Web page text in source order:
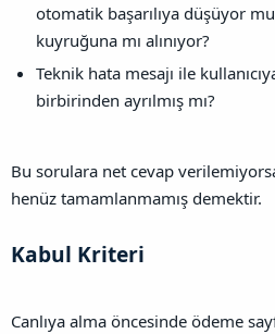
otomatik başarılıya düşüyor
kuyruğuna mı alınıyor?
Teknik hata mesajı ile
birbirinden ayrılmış mı?
Bu sorulara net cevap
henüz tamamlanmamış demektir.
Kabul Kriteri​
Canlıya alma öncesinde ödeme